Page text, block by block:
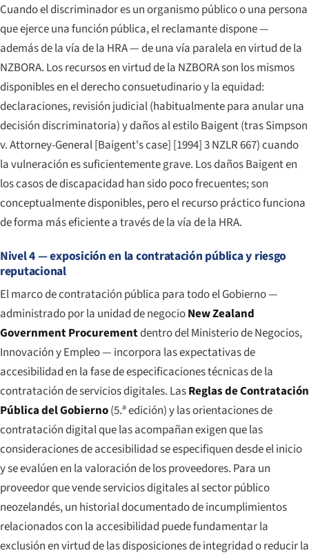
Cuando el discriminador es un organismo público o una persona
que ejerce una función pública, el reclamante dispone —
además de la vía de la HRA — de una vía paralela en virtud de la
NZBORA. Los recursos en virtud de la NZBORA son los mismos
disponibles en el derecho consuetudinario y la equidad:
declaraciones, revisión judicial (habitualmente para anular una
decisión discriminatoria) y daños al estilo Baigent (trasSimpson
v. Attorney-General [Baigent's case] [1994] 3 NZLR 667) cuando
la vulneración es suficientemente grave. Los daños Baigent en
los casos de discapacidad han sido poco frecuentes; son
conceptualmente disponibles, pero el recurso práctico funciona
de forma más eficiente a través de la vía de la HRA.
Nivel 4 — exposición en la contratación pública y riesgo
reputacional
El marco de contratación pública para todo el Gobierno —
administrado por la unidad de negocioNew Zealand
Government Procurementdentro del Ministerio de Negocios,
Innovación y Empleo — incorpora las expectativas de
accesibilidad en la fase de especificaciones técnicas de la
contratación de servicios digitales. LasReglas de Contratación
Pública del Gobierno(5.ª edición) y las orientaciones de
contratación digital que las acompañan exigen que las
consideraciones de accesibilidad se especifiquen desde el inicio
y se evalúen en la valoración de los proveedores. Para un
proveedor que vende servicios digitales al sector público
neozelandés, un historial documentado de incumplimientos
relacionados con la accesibilidad puede fundamentar la
exclusión en virtud de las disposiciones de integridad o reducir la